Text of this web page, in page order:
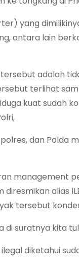
yang
antara lain
adalah
terlihat
kuat sudah
dan
management
alias
tersebut
suratnya kita
diketahui